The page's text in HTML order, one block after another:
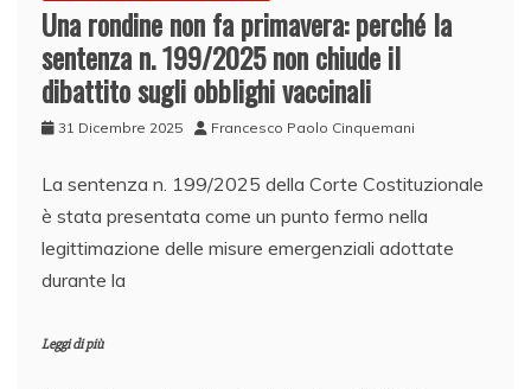
Una rondine non fa primavera: perché la
sentenza n. 199/2025 non chiude il
dibattito sugli obblighi vaccinali
31 Dicembre 2025 Francesco Paolo Cinquemani
La sentenza n. 199/2025 della Corte Costituzionale
è stata presentata come un punto fermo nella
legittimazione delle misure emergenziali adottate
durante la
Leggi di più